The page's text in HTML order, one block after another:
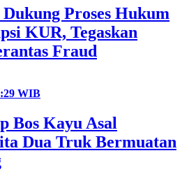
Proses Hukum
KUR, Tegaskan
Fraud
WIB
Bos Kayu Asal
Dua Truk Bermuatan